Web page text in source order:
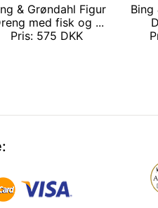
& Grøndahl Figur
med fisk og ...
Pris: 575 DKK
Bing